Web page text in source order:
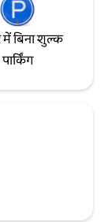
में बिना शुल्क
पार्किंग